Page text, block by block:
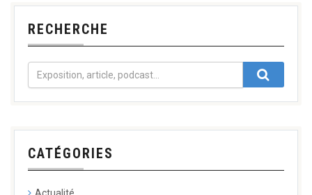
RECHERCHE
CATÉGORIES
Actualité